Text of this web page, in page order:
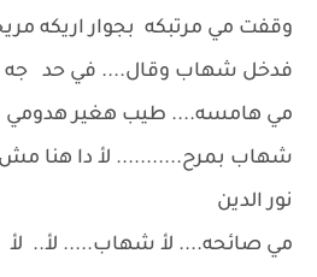
وقفت مي مرتبكه بجوار اريكه
فدخل شهاب وقال.... في حد جه
مي هامسه.... طيب هغير هدومي
شهاب بمرح........... لأ دا هنا
نور الدين
مي صائحه.... لأ شهاب..... لأ.. لأ